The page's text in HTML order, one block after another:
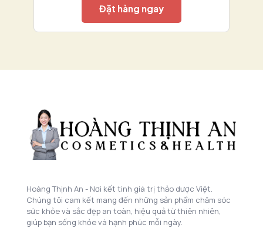
Đặt hàng ngay
Hoàng Thịnh An - Nơi kết tinh giá trị thảo dược Việt.
Chúng tôi cam kết mang đến những sản phẩm chăm sóc
sức khỏe và sắc đẹp an toàn, hiệu quả từ thiên nhiên,
giúp bạn sống khỏe và hạnh phúc mỗi ngày.